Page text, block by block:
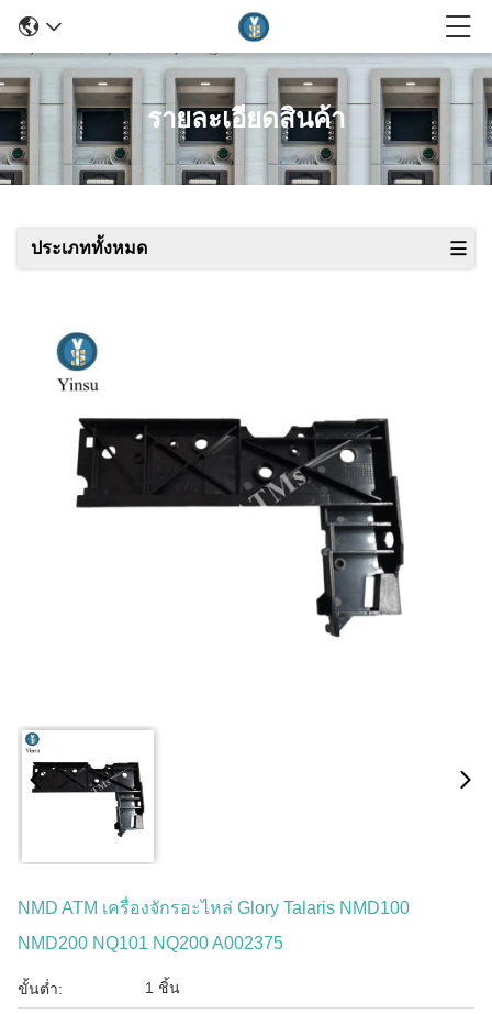
รายละเอียดสินค้า
ประเภททั้งหมด
NMD ATM เครื่องจักรอะไหล่ Glory Talaris NMD100
NMD200 NQ101 NQ200 A002375
ขั้นต่ำ: 1 ชิ้น